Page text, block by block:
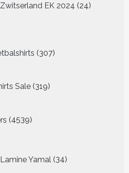
Zwitserland EK 2024 24
producten
307
producten
Sale 319
319
4539
producten
Lamine Yamal 34
producten